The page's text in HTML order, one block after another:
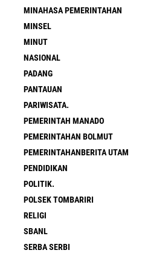
MINAHASA PEMERINTAHAN
MINSEL
MINUT
NASIONAL
PADANG
PANTAUAN
PARIWISATA.
PEMERINTAH MANADO
PEMERINTAHAN BOLMUT
PEMERINTAHANBERITA UTAM
PENDIDIKAN
POLITIK.
POLSEK TOMBARIRI
RELIGI
SBANL
SERBA SERBI